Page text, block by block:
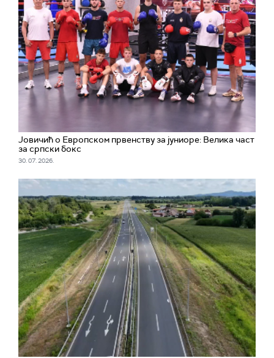
Јовичић о Европском првенству за јуниоре: Велика част
за српски бокс
30. 07. 2026.